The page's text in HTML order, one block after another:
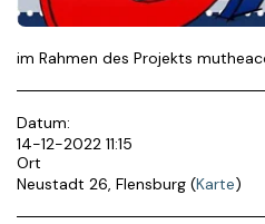
im Rahmen des Projekts
Datum:
14-12-2022 11:15
Ort
Neustadt 26, Flensburg (Karte)